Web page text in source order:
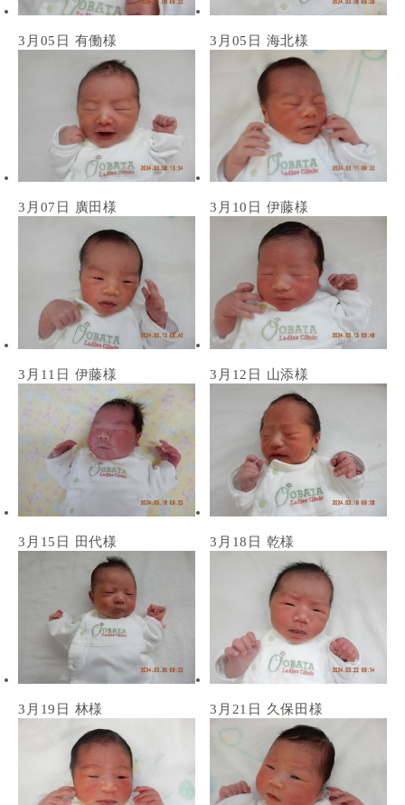
3月05日 有働様 3月05日 海北様
3月07日 廣田様 3月10日 伊藤様
3月11日 伊藤様 3月12日 山添様
3月15日 田代様 3月18日 乾様
3月19日 林様 3月21日 久保田様